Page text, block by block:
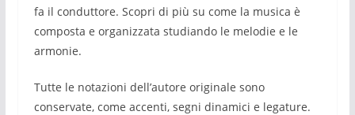
fa il conduttore. Scopri di più su come la musica è
composta e organizzata studiando le melodie e le
armonie.
Tutte le notazioni dell’autore originale sono
conservate, come accenti, segni dinamici e legature.